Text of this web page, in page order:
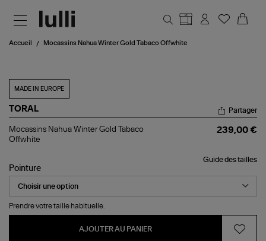
Accueil Mocassins Nahua Winter Gold Tabaco Offwhite
MADE IN EUROPE
TORAL
Mocassins
Nahua
Tabaco
Offwhite
Partager
Mocassins Nahua Winter Gold Tabaco
Offwhite
239,00 €
Guide des tailles
Pointure
Prendre votre taille habituelle.
AJOUTER AU PANIER